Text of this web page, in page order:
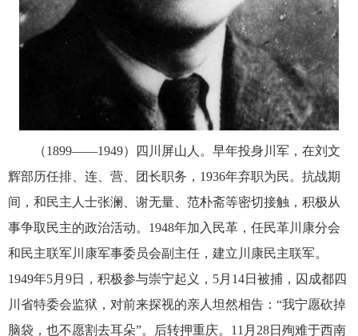
（1899——1949）四川屏山人。早年投身川军，在刘文
辉部历任排、连、营、团长职务，1936年弃职为民。抗战期
间，和民主人士张澜、谢无量、范朴斋等密切接触，积极从
事争取民主的政治活动。1948年加入民革，任民革川康分会
和民主联军川康军事委员会副主任，建立川康民主联军。
1949年5月9日，积极参与崇宁起义，5月14日被捕，囚成都四
川省特委会监狱，对前来探视的亲人坦然相告：“我宁愿砍掉
脑袋，也不愿割去耳朵”。后转押重庆。11月28日殉难于西南